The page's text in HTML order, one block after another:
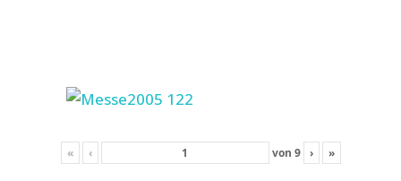
« ‹ von 9 › »